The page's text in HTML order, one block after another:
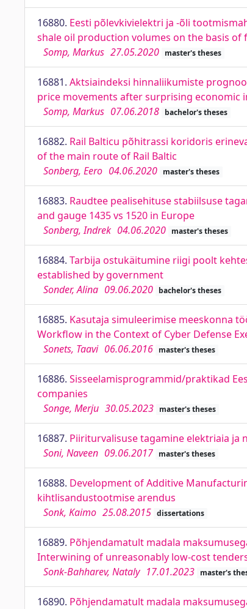
16880. Eesti põlevkivielektri ja -õli
shale oil production volumes on the basis
Somp, Markus 27.05.2020 master's theses
16881. Aktsiaindeksi hinnaliikumiste
price movements after surprising economic
Somp, Markus 07.06.2018 bachelor's theses
16882. Rail Balticu põhitrassi koridoris
of the main route of Rail Baltic
Sonberg, Eero 04.06.2020 master's theses
16883. Raudtee pealisehituse stabiilsuse
and gauge 1435 vs 1520 in Europe
Sonberg, Indrek 04.06.2020 master's theses
16884. Tarbija ostukäitumine riigi poolt
established by government
Sonder, Alina 09.06.2020 bachelor's theses
16885. Kasutaja simuleerimise meeskonna
Workflow in the Context of Cyber Defense
Sonets, Taavi 06.06.2016 master's theses
16886. Sisseelamisprogrammid/praktikad
companies
Songe, Merju 30.05.2023 master's theses
16887. Piiriturvalisuse tagamine elektriaia ja
Soni, Naveen 09.06.2017 master's theses
16888. Development of Additive
kihtlisandustootmise arendus
Sonk, Kaimo 25.08.2015 dissertations
16889. Põhjendamatult madala
Interwining of unreasonably low-cost
Sonk-Bahharev, Nataly 17.01.2023 master's
16890. Põhjendamatult madala